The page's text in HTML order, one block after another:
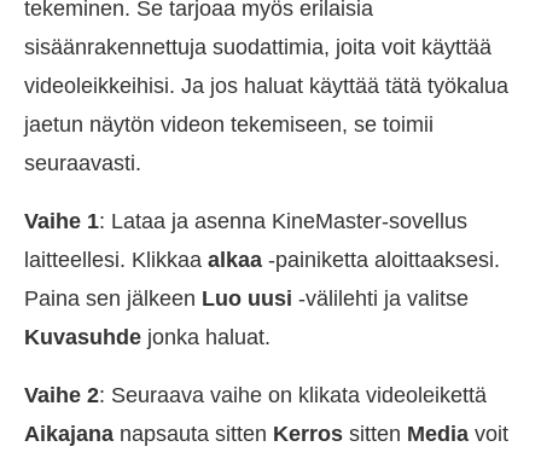
tekeminen. Se tarjoaa myös erilaisia
sisäänrakennettuja suodattimia, joita voit käyttää
videoleikkeihisi. Ja jos haluat käyttää tätä työkalua
jaetun näytön videon tekemiseen, se toimii
seuraavasti.
Vaihe 1: Lataa ja asenna KineMaster-sovellus
laitteellesi. Klikkaa alkaa -painiketta aloittaaksesi.
Paina sen jälkeen Luo uusi -välilehti ja valitse
Kuvasuhde jonka haluat.
Vaihe 2: Seuraava vaihe on klikata videoleikettä
Aikajana napsauta sitten Kerros sitten Media voit